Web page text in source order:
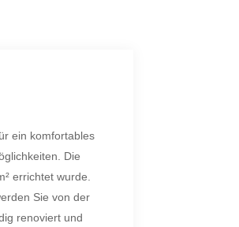
ein komfortables
Die
errichtet wurde.
Sie von der
renoviert und